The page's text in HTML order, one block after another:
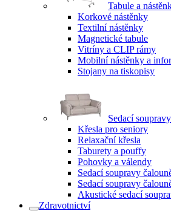
Tabule a
Korkové nástěnky
Textilní nástěnky
Magnetické tabule
Vitríny a CLIP rámy
Mobilní nástěnky a
Stojany na tiskopisy
Sedací
Křesla pro seniory
Relaxační křesla
Taburety a pouffy
Pohovky a válendy
Sedací soupravy
Sedací soupravy
Akustické sedací
Zdravotnictví